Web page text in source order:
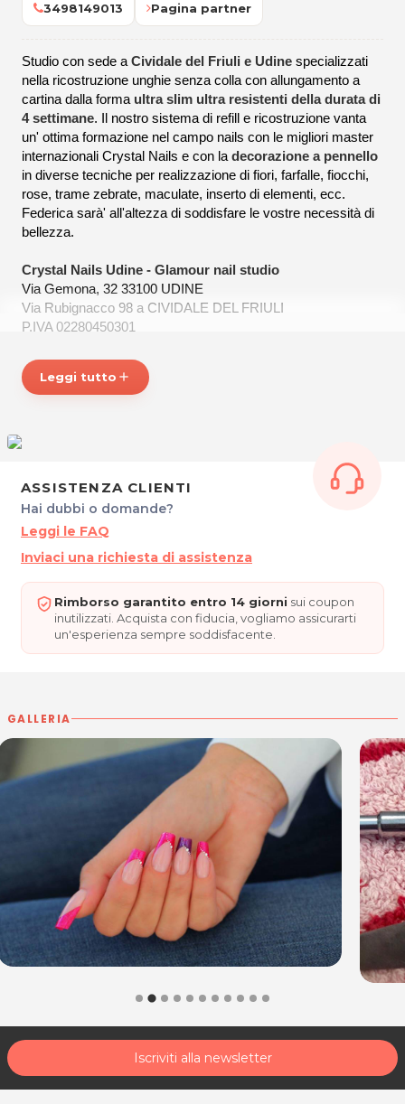
3498149013 Pagina partner
Studio con sede a Cividale del Friuli e Udine specializzati
nella ricostruzione unghie senza colla con allungamento a
cartina dalla forma ultra slim ultra resistenti della durata di
4 settimane. Il nostro sistema di refill e ricostruzione vanta
un' ottima formazione nel campo nails con le migliori master
internazionali Crystal Nails e con la decorazione a pennello
in diverse tecniche per realizzazione di fiori, farfalle, fiocchi,
rose, trame zebrate, maculate, inserto di elementi, ecc.
Federica sarà' all'altezza di soddisfare le vostre necessità di
bellezza.
Crystal Nails Udine - Glamour nail studio
Via Gemona, 32 33100 UDINE
Via Rubignacco 98 a CIVIDALE DEL FRIULI
P.IVA 02280450301
Per ulteriori informazioni sull'offerta o sulle modalità di
Leggi tutto add
ASSISTENZA CLIENTI
Hai dubbi o domande?
Leggi le FAQ
Inviaci una richiesta di assistenza
Rimborso garantito entro 14 giorni sui coupon
inutilizzati. Acquista con fiducia, vogliamo assicurarti
un'esperienza sempre soddisfacente.
GALLERIA
Iscriviti alla newsletter